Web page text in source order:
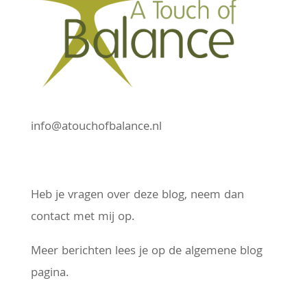
info@atouchofbalance.nl
Heb je vragen over deze blog, neem dan
contact met mij op.
Meer berichten lees je op de algemene blog
pagina.